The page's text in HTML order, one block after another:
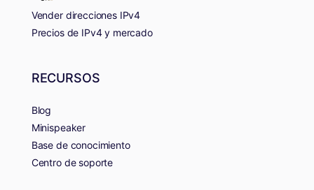
Vender direcciones IPv4
Precios de IPv4 y mercado
RECURSOS
Blog
Minispeaker
Base de conocimiento
Centro de soporte